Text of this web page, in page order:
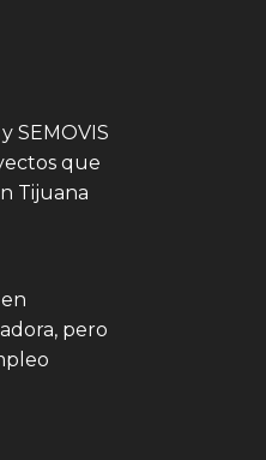
SEMOVIS
que
Tijuana
pero